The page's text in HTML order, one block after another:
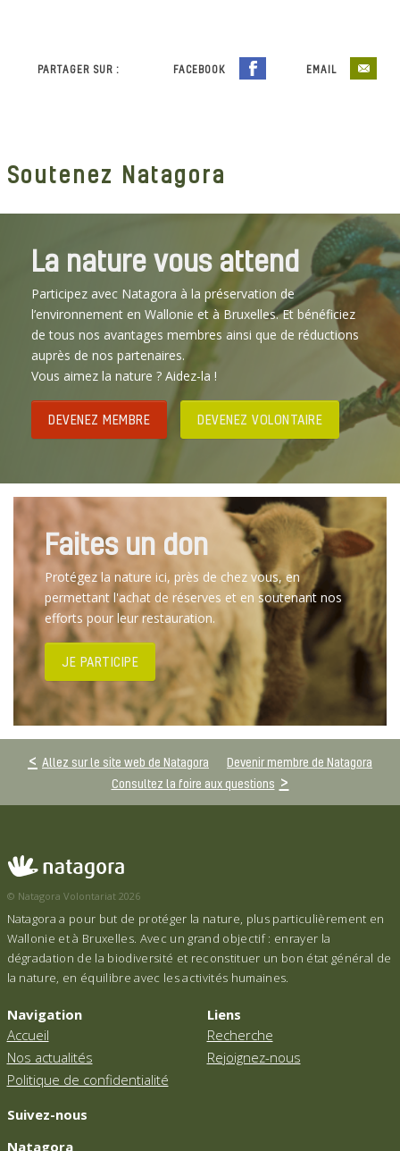
PARTAGER SUR : FACEBOOK EMAIL
Soutenez Natagora
La nature vous attend
Participez avec Natagora à la préservation de
l’environnement en Wallonie et à Bruxelles. Et bénéficiez
de tous nos avantages membres ainsi que de réductions
auprès de nos partenaires.
Vous aimez la nature ? Aidez-la !
DEVENEZ MEMBRE DEVENEZ VOLONTAIRE
Faites un don
Protégez la nature ici, près de chez vous, en
permettant l'achat de réserves et en soutenant nos
efforts pour leur restauration.
JE PARTICIPE
Allez sur le site web de Natagora
Devenir membre de Natagora
Consultez la foire aux questions
© Natagora Volontariat 2026
Natagora a pour but de protéger la nature, plus particulièrement en
Wallonie et à Bruxelles. Avec un grand objectif : enrayer la
dégradation de la biodiversité et reconstituer un bon état général de
la nature, en équilibre avec les activités humaines.
Navigation
Accueil
Nos actualités
Politique de confidentialité
Liens
Recherche
Rejoignez-nous
Suivez-nous
Natagora